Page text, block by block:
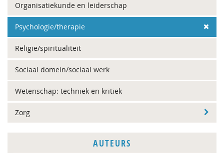
Organisatiekunde en leiderschap
Psychologie/therapie
Religie/spiritualiteit
Sociaal domein/sociaal werk
Wetenschap: techniek en kritiek
Zorg
AUTEURS